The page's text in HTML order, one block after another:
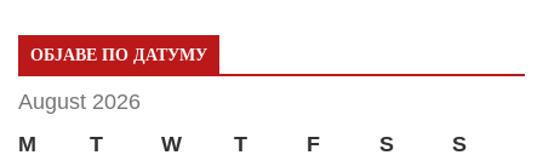
ОБЈАВЕ ПО ДАТУМУ
August 2026
M
T W T F S
S